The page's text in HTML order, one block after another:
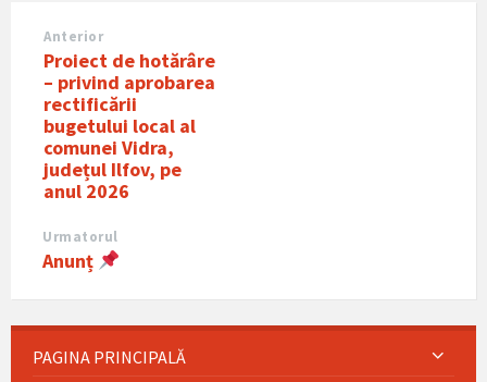
Anterior
Proiect de hotărâre
– privind aprobarea
rectificării
bugetului local al
comunei Vidra,
județul Ilfov, pe
anul 2026
Urmatorul
Anunț
PAGINA PRINCIPALĂ